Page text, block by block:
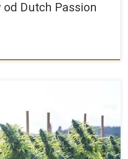
Dutch Passion
to dokładnie kategoria odmian
[…]